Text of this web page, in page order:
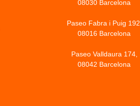
08030 Barcelona
Paseo Fabra i Puig 192,
08016 Barcelona
Paseo Valldaura 174,
08042 Barcelona